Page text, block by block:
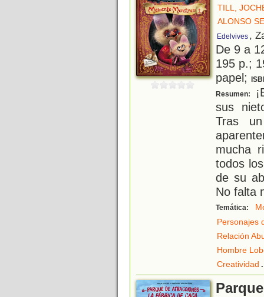
TILL,
ALONSO
Edelvives ,
De 9 a
195 p.;
papel;
Resumen:
sus
Tras
mucha
todos
de su
No falta
Temática:
Personajes
Relación
Hombre
Creatividad .